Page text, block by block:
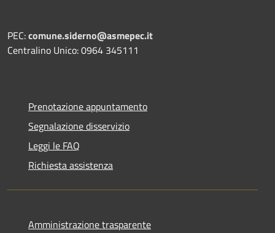
PEC:comune.siderno@asmepec.it
Centralino Unico: 0964 345111
Prenotazione appuntamento
Segnalazione disservizio
Leggi le FAQ
Richiesta assistenza
Amministrazione trasparente